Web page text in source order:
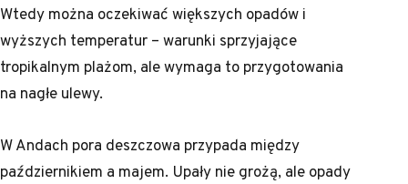
Wtedy można oczekiwać większych opadów i
wyższych temperatur – warunki sprzyjające
tropikalnym plażom, ale wymaga to przygotowania
na nagłe ulewy.
W Andach pora deszczowa przypada między
październikiem a majem. Upały nie grożą, ale opady